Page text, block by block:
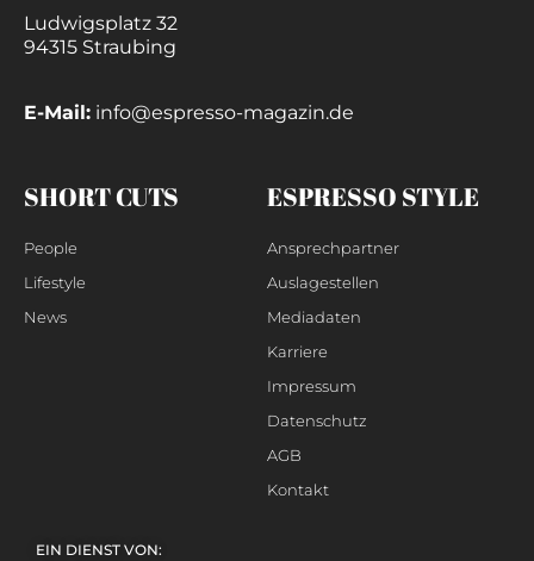
Ludwigsplatz 32
94315 Straubing
E-Mail: info@espresso-magazin.de
SHORT CUTS
People
Lifestyle
News
ESPRESSO STYLE
Ansprechpartner
Auslagestellen
Mediadaten
Karriere
Impressum
Datenschutz
AGB
Kontakt
EIN DIENST VON: